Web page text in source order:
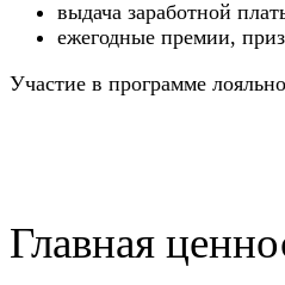
выдача заработной
ежегодные премии,
Участие в программе
Главная